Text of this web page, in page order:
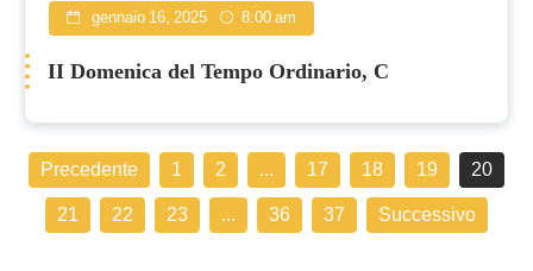
gennaio 16, 2025 8:00 am
II Domenica del Tempo Ordinario, C
Precedente 1 2 ... 17 18 19
20
21
22 23 ... 36 37 Successivo